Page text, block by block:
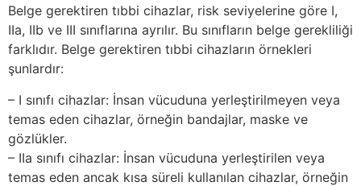
Belge gerektiren tıbbi cihazlar, risk seviyelerine göre I,
IIa, IIb ve III sınıflarına ayrılır. Bu sınıfların belge gerekliliği
farklıdır. Belge gerektiren tıbbi cihazların örnekleri
şunlardır:
– I sınıfı cihazlar: İnsan vücuduna yerleştirilmeyen veya
temas eden cihazlar, örneğin bandajlar, maske ve
gözlükler.
– IIa sınıfı cihazlar: İnsan vücuduna yerleştirilen veya
temas eden ancak kısa süreli kullanılan cihazlar, örneğin